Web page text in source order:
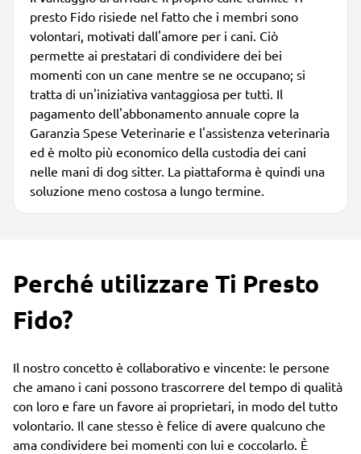
presto Fido risiede nel fatto che i membri sono
volontari, motivati dall'amore per i cani. Ciò
permette ai prestatari di condividere dei bei
momenti con un cane mentre se ne occupano; si
tratta di un'iniziativa vantaggiosa per tutti. Il
pagamento dell'abbonamento annuale copre la
Garanzia Spese Veterinarie e l'assistenza veterinaria
ed è molto più economico della custodia dei cani
nelle mani di dog sitter. La piattaforma è quindi una
soluzione meno costosa a lungo termine.
Perché utilizzare Ti Presto
Fido?
Il nostro concetto è collaborativo e vincente: le persone
che amano i cani possono trascorrere del tempo di qualità
con loro e fare un favore ai proprietari, in modo del tutto
volontario. Il cane stesso è felice di avere qualcuno che
ama condividere bei momenti con lui e coccolarlo. È